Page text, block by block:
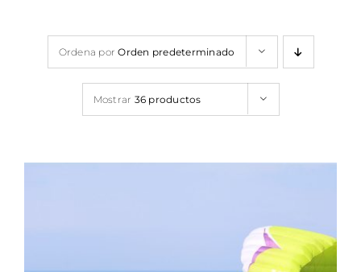
Contacto
Ordena porOrden predeterminado
Mostrar 36 productos